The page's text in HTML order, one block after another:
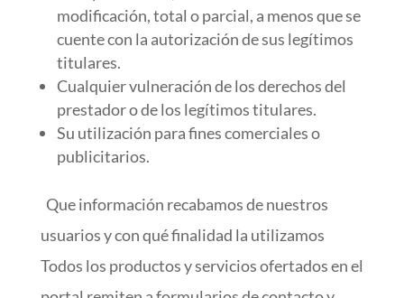
modificación, total o parcial, a menos que se
cuente con la autorización de sus legítimos
titulares.
Cualquier vulneración de los derechos del
prestador o de los legítimos titulares.
Su utilización para fines comerciales o
publicitarios.
Que información recabamos de nuestros
usuarios y con qué finalidad la utilizamos
Todos los productos y servicios ofertados en el